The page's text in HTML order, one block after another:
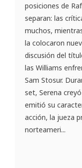
posiciones de
separan: las
muchos,
la colocaron
discusión del
las Williams
Sam Stosur.
set, Serena
emitió su
acción, la jueza
norteameri...